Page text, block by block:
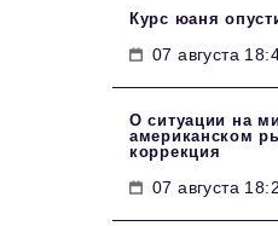
Курс юаня
07 августа
О ситуации на
американском
коррекция
07 августа